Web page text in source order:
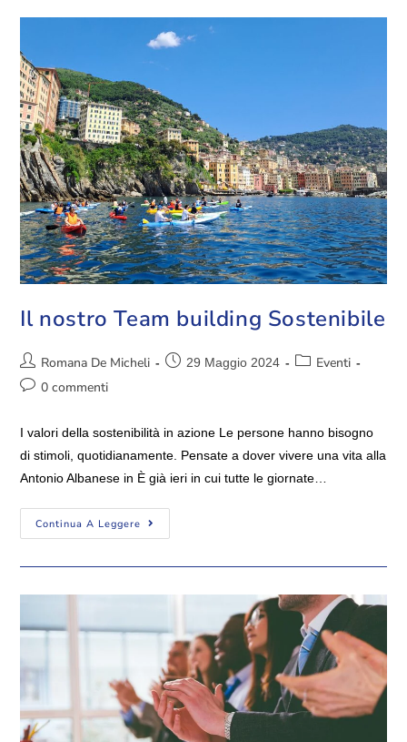
Il nostro Team building Sostenibile
Romana De Micheli 29 Maggio 2024
Eventi
0 commenti
I valori della sostenibilità in azione Le persone hanno bisogno
di stimoli, quotidianamente. Pensate a dover vivere una vita alla
Antonio Albanese in È già ieri in cui tutte le giornate…
Continua A Leggere